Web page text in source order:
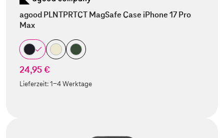
agood PLNTPRTCT MagSafe Case iPhone 17 Pro
Max
24,95 €
Lieferzeit:1-4 Werktage